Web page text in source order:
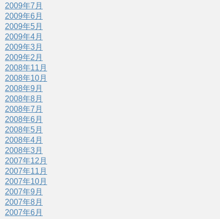
2009年7月
2009年6月
2009年5月
2009年4月
2009年3月
2009年2月
2008年11月
2008年10月
2008年9月
2008年8月
2008年7月
2008年6月
2008年5月
2008年4月
2008年3月
2007年12月
2007年11月
2007年10月
2007年9月
2007年8月
2007年6月